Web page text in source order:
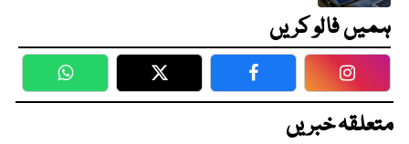
ہمیں فالو کریں
WhatsApp Twitter Facebook
متعلقہ خبریں